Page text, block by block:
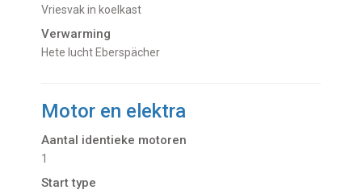
Vriesvak in koelkast
Verwarming
Hete lucht Eberspächer
Motor en elektra
Aantal identieke motoren
1
Start type